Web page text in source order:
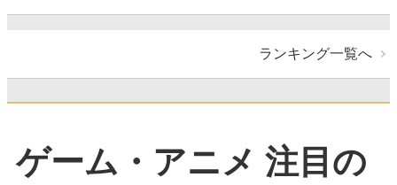
ランキング一覧へ
ゲーム・アニメ 注目の